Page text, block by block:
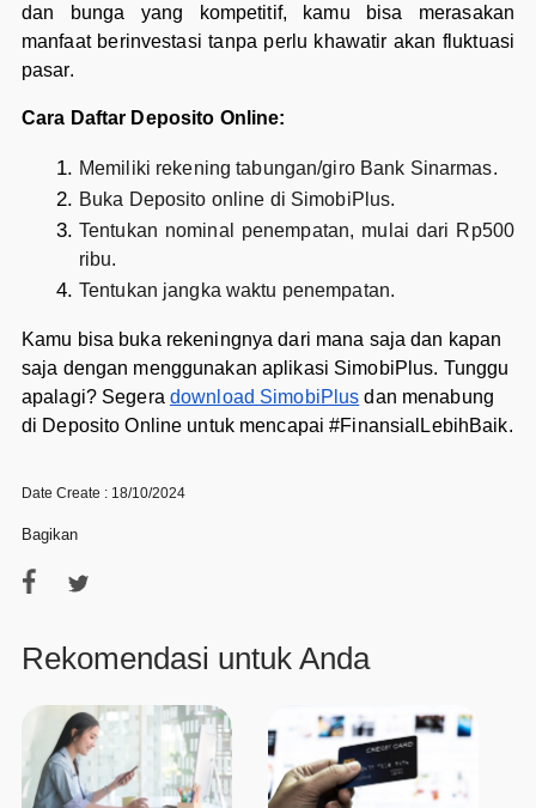
dan bunga yang kompetitif, kamu bisa merasakan
manfaat berinvestasi tanpa perlu khawatir akan fluktuasi
pasar.
Cara Daftar Deposito Online:
Memiliki rekening tabungan/giro Bank Sinarmas.
Buka Deposito online di SimobiPlus.
Tentukan nominal penempatan, mulai dari Rp500
ribu.
Tentukan jangka waktu penempatan.
Kamu bisa buka rekeningnya dari mana saja dan kapan
saja dengan menggunakan aplikasi SimobiPlus. Tunggu
apalagi? Segera download SimobiPlus dan menabung
di Deposito Online untuk mencapai #FinansialLebihBaik.
Date Create : 18/10/2024
Bagikan
Rekomendasi untuk Anda